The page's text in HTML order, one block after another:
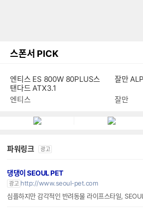
스폰서 PICK
엔티스 ES 800W 80PLUS스
탠다드 ATX3.1
댕댕이 SEOUL PET
광고 http://www.seoul-pet.com